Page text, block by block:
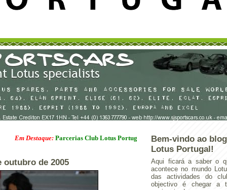
Destaque:Parcerias Club Lotus Portugal
outubro de 2005
Bem-vindo ao
Lotus Portugal!
Aqui ficará a saber o
acontece no mundo
das actividades do
objectivo é chegar a